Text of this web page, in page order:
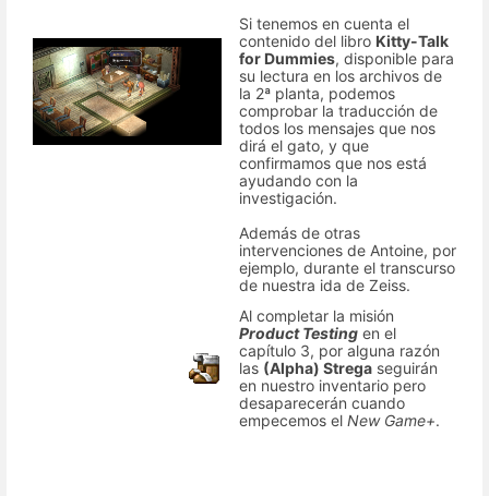
Si tenemos en cuenta el
contenido del libro Kitty-Talk
for Dummies, disponible para
su lectura en los archivos de
la 2ª planta, podemos
comprobar la traducción de
todos los mensajes que nos
dirá el gato, y que
confirmamos que nos está
ayudando con la
investigación.
Además de otras
intervenciones de Antoine, por
ejemplo, durante el transcurso
de nuestra ida de Zeiss.
Al completar la misión
Product Testing en el
capítulo 3, por alguna razón
las (Alpha) Strega seguirán
en nuestro inventario pero
desaparecerán cuando
empecemos el New Game+.